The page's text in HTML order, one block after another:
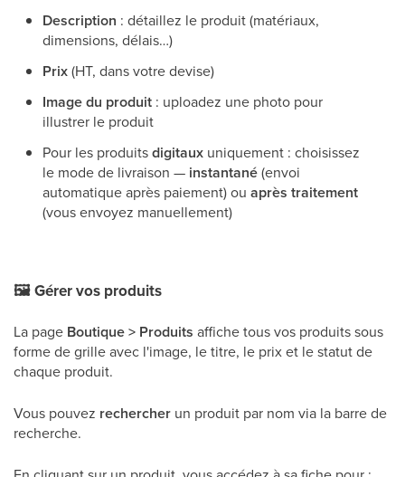
Description : détaillez le produit (matériaux,
dimensions, délais…)
Prix(HT, dans votre devise)
Image du produit : uploadez une photo pour
illustrer le produit
Pour les produitsdigitaux uniquement : choisissez
le mode de livraison — instantané(envoi
automatique après paiement) ou après traitement
(vous envoyez manuellement)
🖼Gérer vos produits
La page Boutique > Produits affiche tous vos produits sous
forme de grille avec l'image, le titre, le prix et le statut de
chaque produit.
Vous pouvez rechercher un produit par nom via la barre de
recherche.